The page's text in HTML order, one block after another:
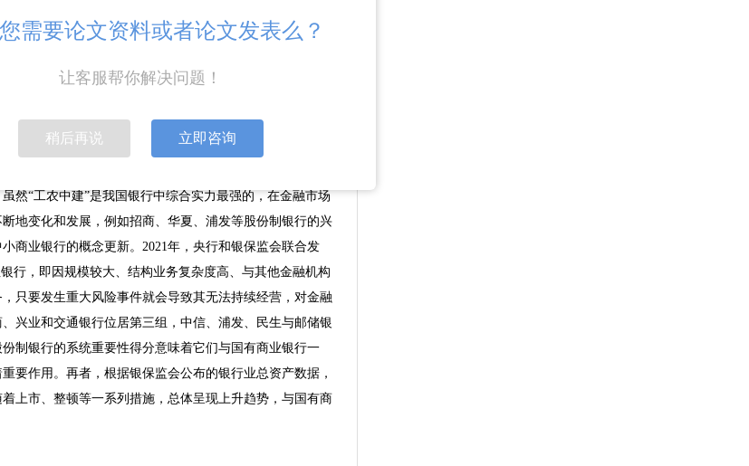
元以下的划分为中小商业银行。后来随着市场经济的发
的观点，Dymski(1999)指出总资产低于1亿美元的银行被
为中型商业银行，而总资产超过10亿美元的则被列为大
，但是在国外研究基础上，我国学者对中小商业银行的定
析，认定除“工农中建”四大国有商业银行之外，其余均为
然“工农中建”是我国银行中综合实力最强的，在金融市场
地变化和发展，例如招商、华夏、浦发等股份制银行的兴
商业银行的概念更新。2021年，央行和银保监会联合发
行，即因规模较大、结构业务复杂度高、与其他金融机构
只要发生重大风险事件就会导致其无法持续经营，对金融
兴业和交通银行位居第三组，中信、浦发、民生与邮储银
制银行的系统重要性得分意味着它们与国有商业银行一
要作用。再者，根据银保监会公布的银行业总资产数据，
上市、整顿等一系列措施，总体呈现上升趋势，与国有商
需要论文资料或者论文发表么？
让客服帮你解决问题！
稍后再说 立即咨询